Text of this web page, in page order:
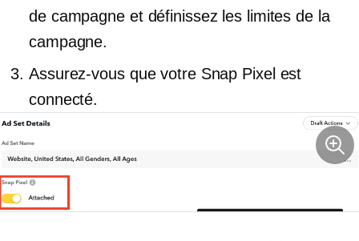
de campagne et définissez les limites de la
campagne.
Assurez-vous que votre Snap Pixel est
connecté.